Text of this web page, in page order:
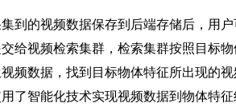
的视频数据保存到后端存储后，用户
给视频检索集群，检索集群按照目标
频数据，找到目标物体特征所出现的
了智能化技术实现视频数据到物体特